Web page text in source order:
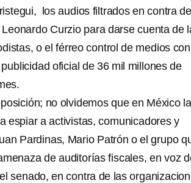
los audios filtrados en contra de
Curzio para darse cuenta de
o el férreo control de medios con
oficial de 36 mil millones de
no olvidemos que en México la
espiar a activistas, comunicadores y
Pardinas, Mario Patrón o el grupo
de auditorías fiscales, en voz
senado, en contra de las